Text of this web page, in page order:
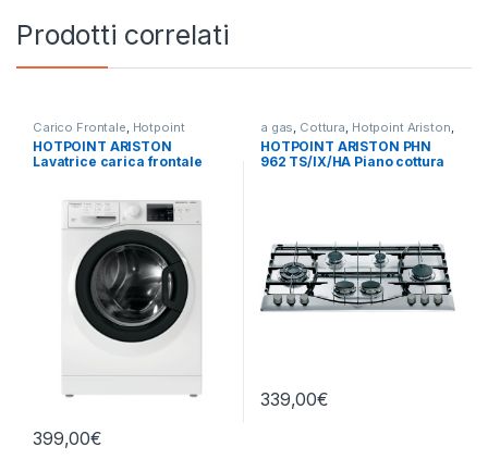
Prodotti correlati
Carico Frontale Hotpoint
Ariston, Lavatrici ,Libera
Installazione
HOTPOINT ARISTON
Lavatrice carica frontale
399,00€
a gas Cottura Hotpoint Ariston
Piani Cottura
HOTPOINT ARISTON PHN
962 TS/IX/HA Piano cottura
339,00€